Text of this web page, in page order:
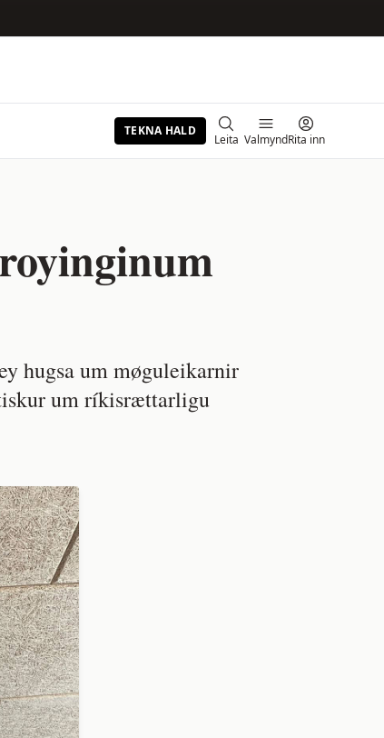
TEKNA HALD
Leita ValmyndRita inn
hugsa um møguleikarnir
um ríkisrættarligu